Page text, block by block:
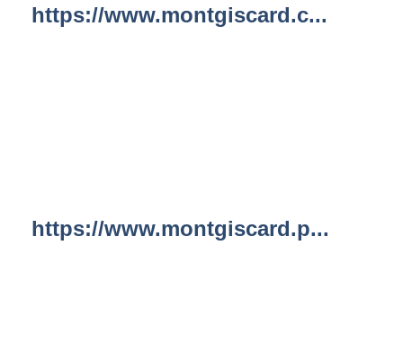
https://www.montgiscard.c...
https://www.montgiscard.p...